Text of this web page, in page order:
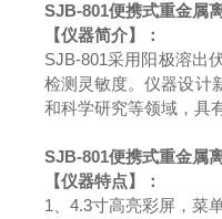
SJB-801便携式重金属
【仪器简介】：
SJB-801采用阳极溶出
检测灵敏度。仪器设计
和科学研究等领域，具
SJB-801便携式重金属
【仪器特点】：
1、4.3寸高亮彩屏，菜